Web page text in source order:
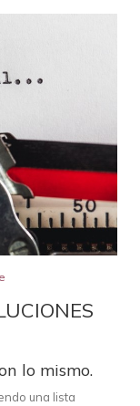
lo mismo.
una lista